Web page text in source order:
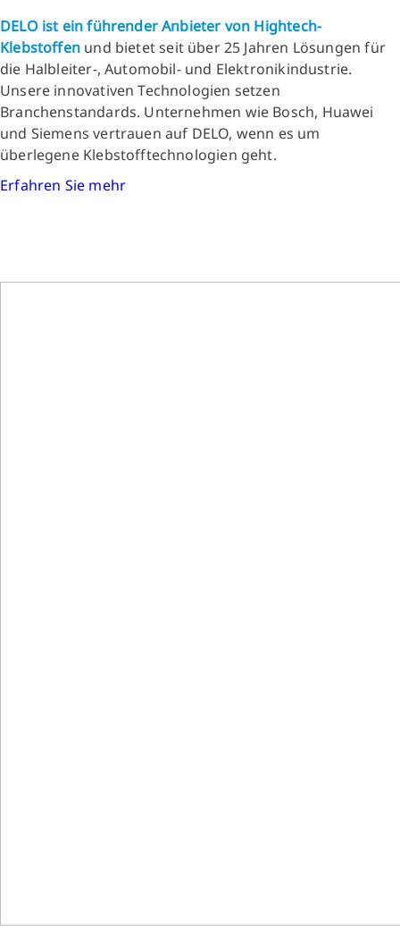
DELO ist ein führender Anbieter von Hightech-
Klebstoffenund bietet seit über 25 Jahren Lösungen für
die Halbleiter-, Automobil- und Elektronikindustrie.
Unsere innovativen Technologien setzen
Branchenstandards. Unternehmen wie Bosch, Huawei
und Siemens vertrauen auf DELO, wenn es um
überlegene Klebstofftechnologien geht.
Erfahren Sie mehr